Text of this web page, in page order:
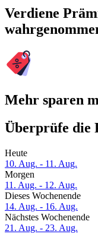
Verdiene
Mehr sparen
Überprüfe die
Heute
10. Aug. - 11. Aug.
Morgen
11. Aug. - 12. Aug.
Dieses Wochenende
14. Aug. - 16. Aug.
Nächstes Wochenende
21. Aug. - 23. Aug.